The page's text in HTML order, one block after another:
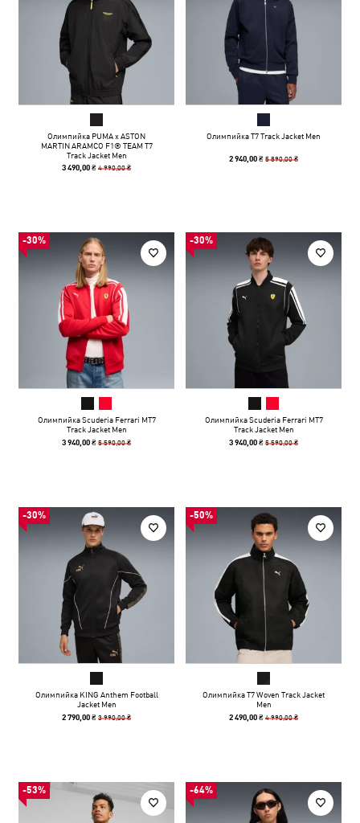
Олимпийка PUMA x ASTON
MARTIN ARAMCO F1® TEAM T7
Track Jacket Men
3 490,00 ₴4 990,00 ₴
Олимпийка T7 Track Jacket Men
2 940,00 ₴5 890,00 ₴
-30%
Олимпийка Scuderia Ferrari MT7
Track Jacket Men
3 940,00 ₴5 590,00 ₴
-30%
Олимпийка Scuderia Ferrari MT7
Track Jacket Men
3 940,00 ₴5 590,00 ₴
-30%
Олимпийка KING Anthem Football
Jacket Men
2 790,00 ₴3 990,00 ₴
-50%
Олимпийка T7 Woven Track Jacket
Men
2 490,00 ₴4 990,00 ₴
-53% -64%